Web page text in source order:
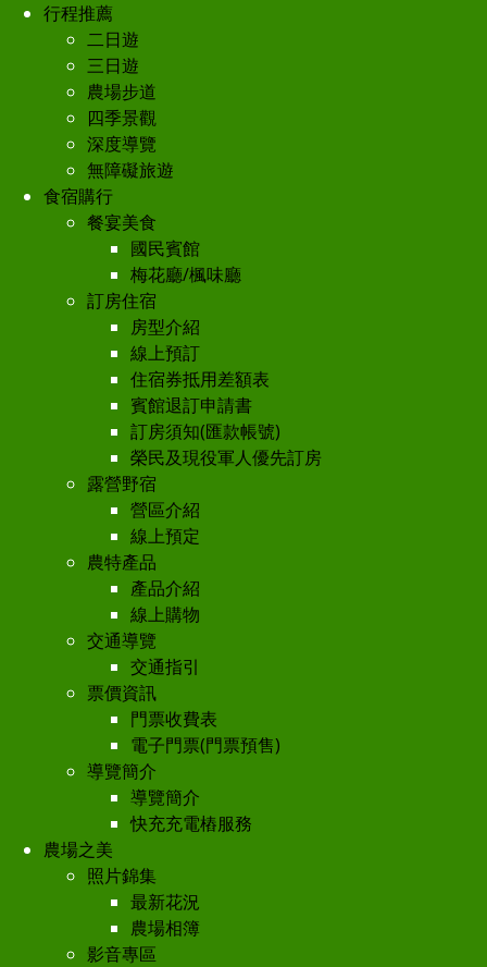
行程推薦
二日遊
三日遊
農場步道
四季景觀
深度導覽
無障礙旅遊
食宿購行
餐宴美食
國民賓館
梅花廳/楓味廳
訂房住宿
房型介紹
線上預訂
住宿券抵用差額表
賓館退訂申請書
訂房須知(匯款帳號)
榮民及現役軍人優先訂房
露營野宿
營區介紹
線上預定
農特產品
產品介紹
線上購物
交通導覽
交通指引
票價資訊
門票收費表
電子門票(門票預售)
導覽簡介
導覽簡介
快充充電樁服務
農場之美
照片錦集
最新花況
農場相簿
影音專區